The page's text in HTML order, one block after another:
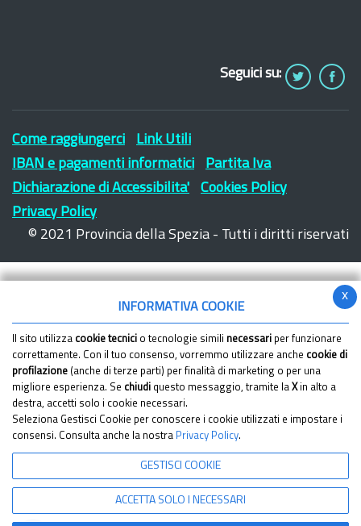
Seguici su:
Come raggiungerci
Link Utili
IBAN e pagamenti informatici
Partita Iva
Dichiarazione di Accessibilita'
Cookies Policy
Privacy Policy
© 2021 Provincia della Spezia - Tutti i diritti riservati
x
INFORMATIVA COOKIE
Il sito utilizza cookie tecnici o tecnologie simili necessari per funzionare
correttamente. Con il tuo consenso, vorremmo utilizzare anche cookie di
profilazione (anche di terze parti) per finalità di marketing o per una
migliore esperienza. Se chiudi questo messaggio, tramite la Xin alto a
destra, accetti solo i cookie necessari.
Seleziona Gestisci Cookie per conoscere i cookie utilizzati e impostare i
consensi. Consulta anche la nostra Privacy Policy.
GESTISCI COOKIE
ACCETTA SOLO I NECESSARI